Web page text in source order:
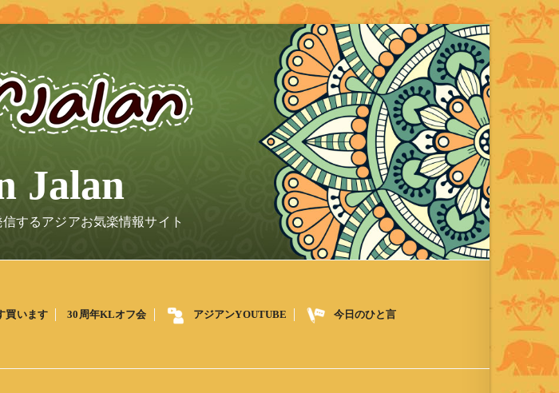
Jalan
するアジアお気楽情報サイト
買います 30周年KLオフ会 アジアンYOUTUBE 今日のひと言